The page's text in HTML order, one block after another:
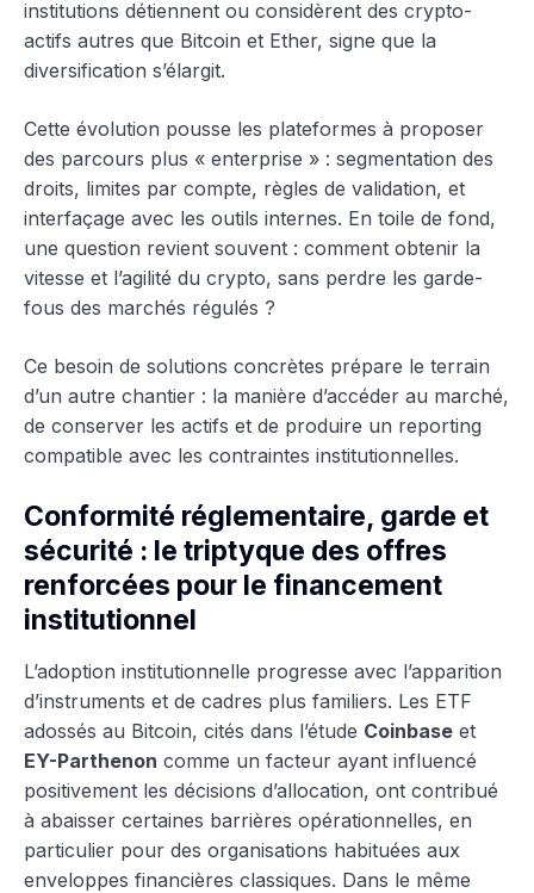
institutions détiennent ou considèrent des crypto-
actifs autres que Bitcoin et Ether, signe que la
diversification s’élargit.
Cette évolution pousse les plateformes à proposer
des parcours plus « enterprise » : segmentation des
droits, limites par compte, règles de validation, et
interfaçage avec les outils internes. En toile de fond,
une question revient souvent : comment obtenir la
vitesse et l’agilité du crypto, sans perdre les garde-
fous des marchés régulés ?
Ce besoin de solutions concrètes prépare le terrain
d’un autre chantier : la manière d’accéder au marché,
de conserver les actifs et de produire un reporting
compatible avec les contraintes institutionnelles.
Conformité réglementaire, garde et
sécurité : le triptyque des offres
renforcées pour le financement
institutionnel
L’adoption institutionnelle progresse avec l’apparition
d’instruments et de cadres plus familiers. Les ETF
adossés au Bitcoin, cités dans l’étude Coinbase et
EY-Parthenon comme un facteur ayant influencé
positivement les décisions d’allocation, ont contribué
à abaisser certaines barrières opérationnelles, en
particulier pour des organisations habituées aux
enveloppes financières classiques. Dans le même